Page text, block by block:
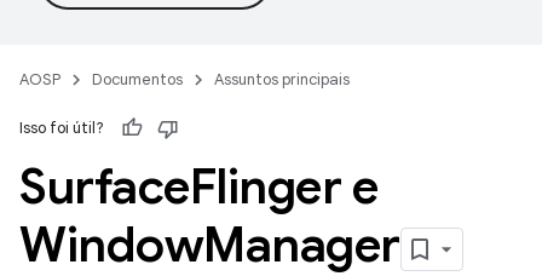
AOSP Documentos Assuntos principais
Isso foi útil?
SurfaceFlinger e
WindowManager